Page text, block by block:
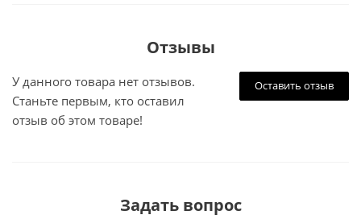
Отзывы
Оставить отзыв
У данного товара нет отзывов.
Станьте первым, кто оставил
отзыв об этом товаре!
Задать вопрос